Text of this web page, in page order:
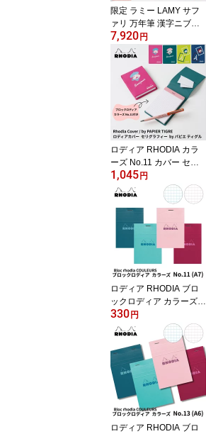
限定 ラミー LAMY サフ
ァリ 万年筆 漢字ニブ
【おまけ インクカートリ
ッジ付き】数量限定 翌日
7,920 円
ロディア RHODIA カラ
ーズ No.11 カバー セリ
グラフィー by パピエ テ
ィグル (ブロックロディ
ア カラーズ No.11付) デ
ザイン文具
1,045 円
ロディア RHODIA ブロ
ックロディア カラーズ N
o.11 デザイン文具
330 円
ロディア RHODIA ブロ